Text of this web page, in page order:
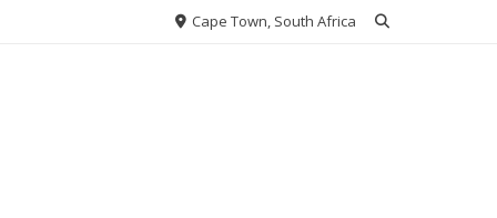
Cape Town, South Africa